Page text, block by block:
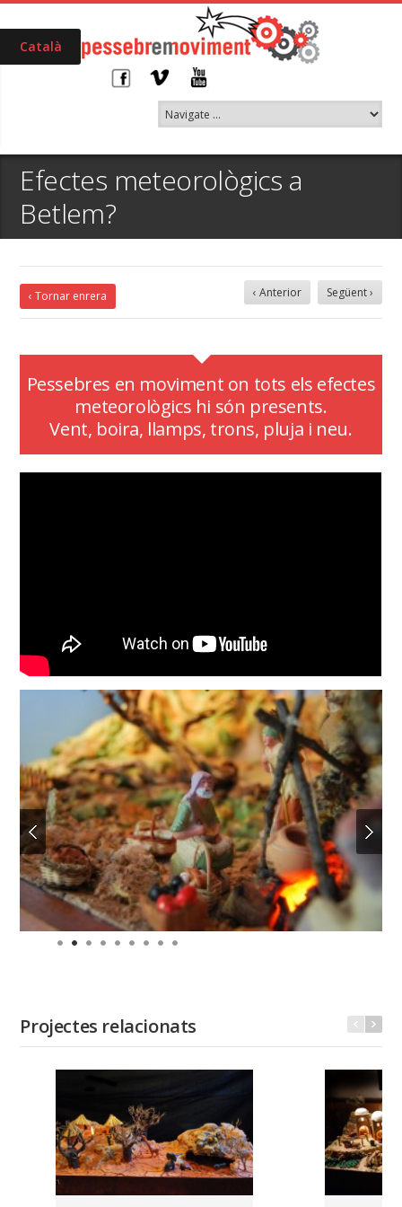
Català
Efectes meteorològics a
Betlem?
‹ Tornar enrera ‹ Anterior Següent ›
Pessebres en moviment on tots els efectes
meteorològics hi són presents.
Vent, boira, llamps, trons, pluja i neu.
Projectes relacionats